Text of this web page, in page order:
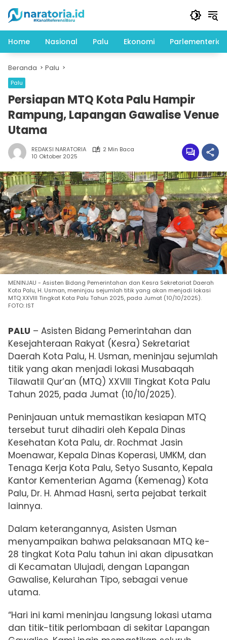
konten
Home
Nasional Palu Ekonomi Parlementeria
Beranda Palu
Palu
Persiapan MTQ Kota Palu Hampir
Rampung, Lapangan Gawalise Venue
Utama
REDAKSI NARATORIA
2 Min Baca
10 Oktober 2025
MENINJAU - Asisten Bidang Pemerintahan dan Kesra Sekretariat Daerah
Kota Palu, H. Usman, meninjau sejumlah titik yang akan menjadi lokasi
MTQ XXVIII Tingkat Kota Palu Tahun 2025, pada Jumat (10/10/2025).
FOTO: IST
PALU – Asisten Bidang Pemerintahan dan
Kesejahteraan Rakyat (Kesra) Sekretariat
Daerah Kota Palu, H. Usman, meninjau sejumlah
titik yang akan menjadi lokasi Musabaqah
Tilawatil Qur’an (MTQ) XXVIII Tingkat Kota Palu
Tahun 2025, pada Jumat (10/10/2025).
Peninjauan untuk memastikan kesiapan MTQ
tersebut turut dihadiri oleh Kepala Dinas
Kesehatan Kota Palu, dr. Rochmat Jasin
Moenawar, Kepala Dinas Koperasi, UMKM, dan
Tenaga Kerja Kota Palu, Setyo Susanto, Kepala
Kantor Kementerian Agama (Kemenag) Kota
Palu, Dr. H. Ahmad Hasni, serta pejabat terkait
lainnya.
Dalam keterangannya, Asisten Usman
menyampaikan bahwa pelaksanaan MTQ ke-
28 tingkat Kota Palu tahun ini akan dipusatkan
di Kecamatan Ulujadi, dengan Lapangan
Gawalise, Kelurahan Tipo, sebagai venue
utama.
“Hari ini kami meninjau langsung lokasi utama
dan titik-titik perlombaan di sekitar Lapangan